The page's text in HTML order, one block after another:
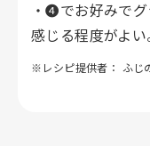
・❹でお好みで
感じる程度がよい
※レシピ提供者： ふじ